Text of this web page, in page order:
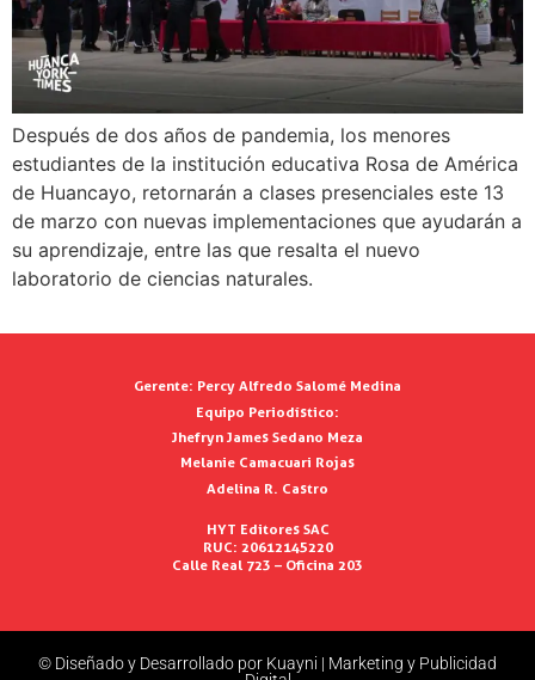
Después de dos años de pandemia, los menores
estudiantes de la institución educativa Rosa de América
de Huancayo, retornarán a clases presenciales este 13
de marzo con nuevas implementaciones que ayudarán a
su aprendizaje, entre las que resalta el nuevo
laboratorio de ciencias naturales.
Gerente: Percy Alfredo Salomé Medina
Equipo Periodístico:
Jhefryn James Sedano Meza
Melanie Camacuari Rojas
Adelina R. Castro
HYT Editores SAC
RUC: 20612145220
Calle Real 723 – Oficina 203
© Diseñado y Desarrollado por Kuayni | Marketing y Publicidad